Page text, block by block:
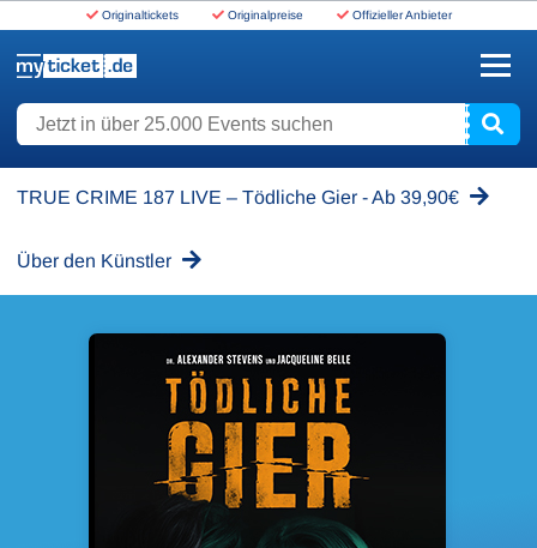
Originaltickets Originalpreise Offizieller Anbieter
Jetzt in über 25.000 Events suchen
TRUE CRIME 187 LIVE – Tödliche Gier - Ab 39,90€
Über den Künstler